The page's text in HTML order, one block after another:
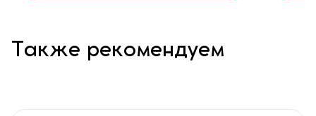
Также рекомендуем